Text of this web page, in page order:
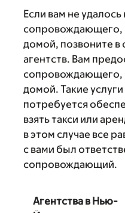
Если вам не
сопровождающего,
домой, позвоните в
агентств. Вам
сопровождающего,
домой. Такие
потребуется
взять такси или
в этом случае все
с вами был
сопровождающий.
Агентства в Нью-